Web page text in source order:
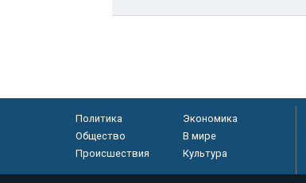
Политика
Экономика
Общество
В мире
Происшествия
Культура